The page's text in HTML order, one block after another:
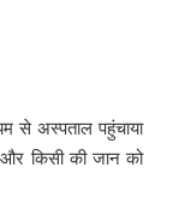
से अस्पताल पहुंचाया
किसी की जान को